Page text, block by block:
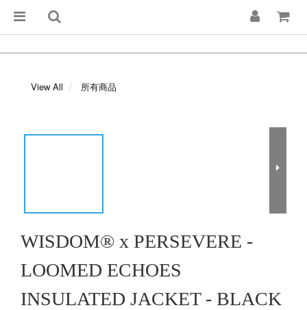
View All 所有商品
WISDOM® x PERSEVERE -
LOOMED ECHOES
INSULATED JACKET - BLACK